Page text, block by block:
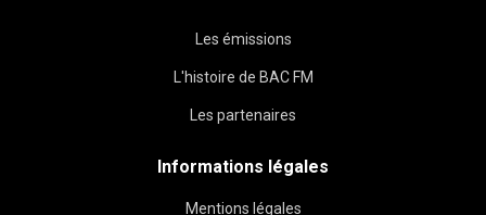
Les émissions
L'histoire de BAC FM
Les partenaires
Informations légales
Mentions légales